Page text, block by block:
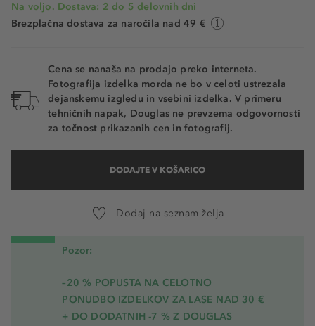
Na voljo. Dostava: 2 do 5 delovnih dni
Brezplačna dostava za naročila nad 49 €
Cena se nanaša na prodajo preko interneta.
Fotografija izdelka morda ne bo v celoti ustrezala
dejanskemu izgledu in vsebini izdelka. V primeru
tehničnih napak, Douglas ne prevzema odgovornosti
za točnost prikazanih cen in fotografij.
DODAJTE V KOŠARICO
Dodaj na seznam želja
Pozor:
–20 % POPUSTA NA CELOTNO
PONUDBO IZDELKOV ZA LASE NAD 30 €
+ DO DODATNIH -7 % Z DOUGLAS